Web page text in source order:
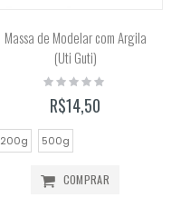
Massa de Modelar com Argila
(Uti Guti)
Rating:
R$14,50
200g 500g
COMPRAR